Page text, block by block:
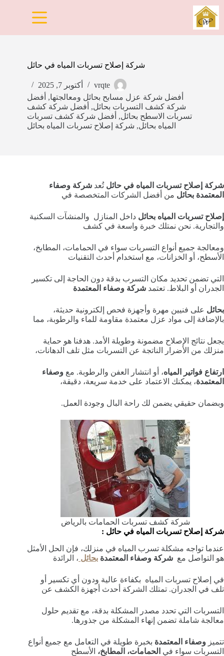
التجاوز
إلى
المحتوى
شركة إصلاح تسربات المياه في حائل
vrqte
أكتوبر 7, 2025
أفضل شركة عزل مسابح بحائل ومعالجتها, أفضل
شركة كشف التسربات بحائل, أفضل شركة كشف
تسربات الاسطح بحائل, أفضل شركة كشف تسربات
المياه بحائل, شركة إصلاح تسربات المياه بحائل
شركة إصلاح تسربات المياه في حائلتُعد شركة وصفاء
المعتمدة بحائل من أفضل الشركات المتخصصة في
إصلاح تسربات المياه بحائل داخل المنازل والمنشآت السكنية
والتجارية. نحن نمتلك خبرة واسعة في كشف
ومعالجة جميع أنواع التسربات سواء في الحمامات، المطابخ،
الأسطح، أو الخزانات، مع استخدام أحدث التقنيات
التي تضمن تحديد مكان التسرب بدقة دون الحاجة إلى تكسير
الجدران أو البلاط. تعتمد شركة وصفاء المعتمدة
بحائل على فنيين مهرة وأجهزة فحص إلكترونية حديثة،
بالإضافة إلى مواد عزل معتمدة مقاومة للماء والرطوبة، مما
يجعل نتائج الإصلاح مضمونة وطويلة الأمد. هدفنا هو حماية
منزلك من الأضرار الناتجة عن التسربات مثل تلف الدهانات،
ارتفاع فواتير المياه، أو انتشار العفن والرطوبة. مع وصفاء
المعتمدة، يمكنك الاعتماد على خدمة سريعة، دقيقة،
وبضمان حقيقي يضمن لك راحة البال وجودة العمل.
شركة كشف تسربات الحمامات بالرياض
شركة إصلاح تسربات المياه في حائل :
عندما تواجه مشكلة تسرب المياه في منزلك، فإن الحل الأمثل
هو التواصل مع شركة وصفاء المعتمدة بحائل ، الرائدة
في إصلاح تسربات المياه بكفاءة عالية ودون أي تكسير أو
تلف في الجدران. تمتلك الشركة أحدث أجهزة الكشف عن
التسربات التي تحدد مصدر المشكلة بدقة، مع تقديم حلول
معالجة شاملة تضمن إنهاء المشكلة من جذورها.
تتميز وصفاء المعتمدة بخبرة طويلة في التعامل مع جميع أنواع
التسربات سواء في الحمامات، المطابخ، الأسطح